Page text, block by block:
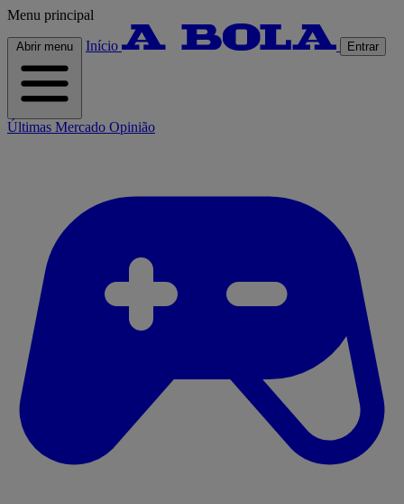
Menu principal
Abrir menu Início Entrar
Últimas Mercado Opinião